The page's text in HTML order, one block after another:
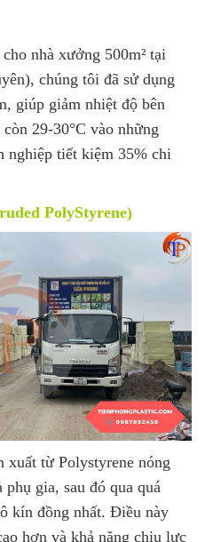
nhà xưởng 500m² tại
chúng tôi đã sử dụng
giúp giảm nhiệt độ bên
29-30°C vào những
nghiệp tiết kiệm 35% chi
PolyStyrene)
xuất từ Polystyrene nóng
gia, sau đó qua quá
kín đồng nhất. Điều này
hơn và khả năng chịu lực